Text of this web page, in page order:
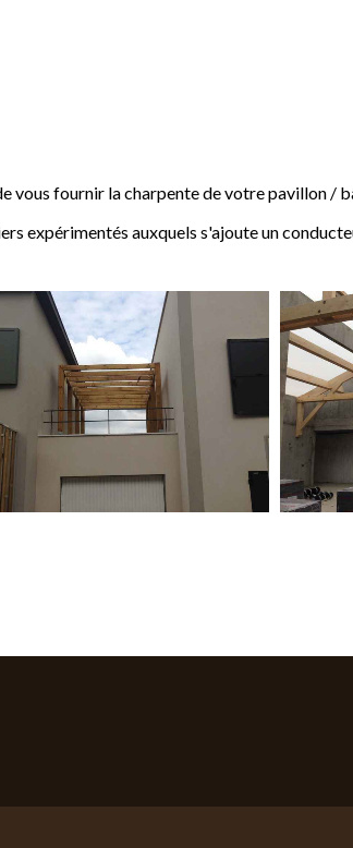
vous fournir la charpente de votre pavillon /
expérimentés auxquels s'ajoute un